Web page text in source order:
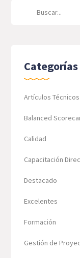
Categorías
Artículos Técnicos
Balanced
Calidad
Capacitación
Destacado
Excelentes
Formación
Gestión de